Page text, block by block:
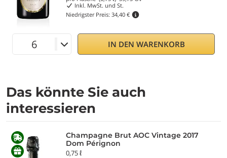
Inkl. MwSt. und St.
Niedrigster Preis: 34,40 €
IN DEN WARENKORB
Das könnte Sie auch
interessieren
Champagne Brut AOC Vintage 2017
Dom Pérignon
0,75 ℓ